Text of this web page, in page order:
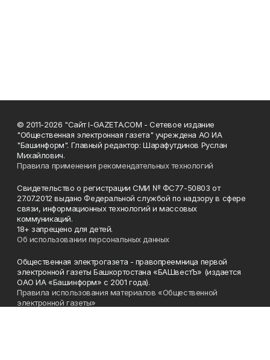
© 2011-2026 "Сайт I-GAZETA.COM - Сетевое издание
"Общественная электронная газета" учреждена АО ИА
"Башинформ". Главный редактор: Шарафутдинов Руслан
Михайлович.
Правила применения рекомендательных технологий
Свидетельство о регистрации СМИ № ФС77-50803 от
27.07.2012 выдано Федеральной службой по надзору в сфере
связи, информационных технологий и массовых
коммуникаций.
18+ запрещено для детей.
Об использовании персональных данных
Общественная электрогазета - правопреемница первой
электронной газеты Башкортостана «БАШвестЪ» (издается
ОАО ИА «Башинформ» с 2001 года).
Правила использования материалов «Общественной
электронной газеты»